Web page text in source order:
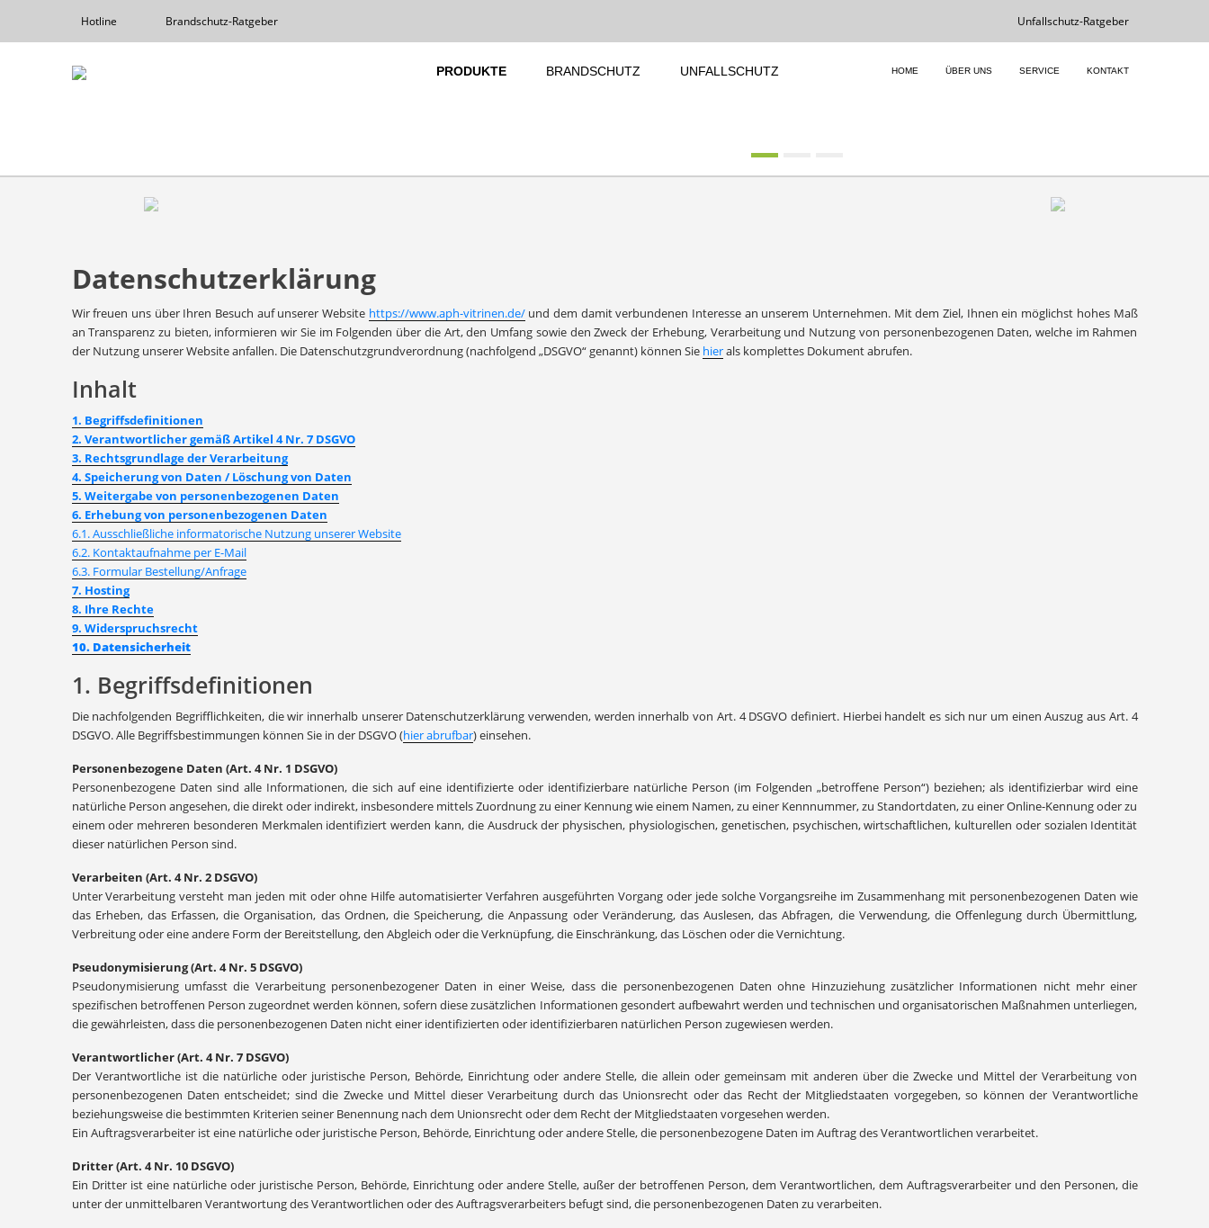
Hotline Brandschutz-Ratgeber Unfallschutz-Ratgeber
PRODUKTE BRANDSCHUTZ UNFALLSCHUTZ HOME ÜBER UNS SERVICE KONTAKT
Previous Next
Datenschutzerklärung
Wir freuen uns über Ihren Besuch auf unserer Website https://www.aph-vitrinen.de/und dem damit verbundenen Interesse an unserem Unternehmen. Mit dem Ziel, Ihnen ein möglichst hohes Maß
an Transparenz zu bieten, informieren wir Sie im Folgenden über die Art, den Umfang sowie den Zweck der Erhebung, Verarbeitung und Nutzung von personenbezogenen Daten, welche im Rahmen
der Nutzung unserer Website anfallen. Die Datenschutzgrundverordnung (nachfolgend „DSGVO“ genannt) können Sie hierals komplettes Dokument abrufen.
Inhalt
1. Begriffsdefinitionen
2. Verantwortlicher gemäß Artikel 4 Nr. 7 DSGVO
3. Rechtsgrundlage der Verarbeitung
4. Speicherung von Daten / Löschung von Daten
5. Weitergabe von personenbezogenen Daten
6. Erhebung von personenbezogenen Daten
6.1. Ausschließliche informatorische Nutzung unserer Website
6.2. Kontaktaufnahme per E-Mail
6.3. Formular Bestellung/Anfrage
7. Hosting
8. Ihre Rechte
9. Widerspruchsrecht
10. Datensicherheit
1. Begriffsdefinitionen
Die nachfolgenden Begrifflichkeiten, die wir innerhalb unserer Datenschutzerklärung verwenden, werden innerhalb von Art. 4 DSGVO definiert. Hierbei handelt es sich nur um einen Auszug aus Art. 4
DSGVO. Alle Begriffsbestimmungen können Sie in der DSGVO (hier abrufbar) einsehen.
Personenbezogene Daten (Art. 4 Nr. 1 DSGVO)
Personenbezogene Daten sind alle Informationen, die sich auf eine identifizierte oder identifizierbare natürliche Person (im Folgenden „betroffene Person“) beziehen; als identifizierbar wird eine
natürliche Person angesehen, die direkt oder indirekt, insbesondere mittels Zuordnung zu einer Kennung wie einem Namen, zu einer Kennnummer, zu Standortdaten, zu einer Online-Kennung oder zu
einem oder mehreren besonderen Merkmalen identifiziert werden kann, die Ausdruck der physischen, physiologischen, genetischen, psychischen, wirtschaftlichen, kulturellen oder sozialen Identität
dieser natürlichen Person sind.
Verarbeiten (Art. 4 Nr. 2 DSGVO)
Unter Verarbeitung versteht man jeden mit oder ohne Hilfe automatisierter Verfahren ausgeführten Vorgang oder jede solche Vorgangsreihe im Zusammenhang mit personenbezogenen Daten wie
das Erheben, das Erfassen, die Organisation, das Ordnen, die Speicherung, die Anpassung oder Veränderung, das Auslesen, das Abfragen, die Verwendung, die Offenlegung durch Übermittlung,
Verbreitung oder eine andere Form der Bereitstellung, den Abgleich oder die Verknüpfung, die Einschränkung, das Löschen oder die Vernichtung.
Pseudonymisierung (Art. 4 Nr. 5 DSGVO)
Pseudonymisierung umfasst die Verarbeitung personenbezogener Daten in einer Weise, dass die personenbezogenen Daten ohne Hinzuziehung zusätzlicher Informationen nicht mehr einer
spezifischen betroffenen Person zugeordnet werden können, sofern diese zusätzlichen Informationen gesondert aufbewahrt werden und technischen und organisatorischen Maßnahmen unterliegen,
die gewährleisten, dass die personenbezogenen Daten nicht einer identifizierten oder identifizierbaren natürlichen Person zugewiesen werden.
Verantwortlicher (Art. 4 Nr. 7 DSGVO)
Der Verantwortliche ist die natürliche oder juristische Person, Behörde, Einrichtung oder andere Stelle, die allein oder gemeinsam mit anderen über die Zwecke und Mittel der Verarbeitung von
personenbezogenen Daten entscheidet; sind die Zwecke und Mittel dieser Verarbeitung durch das Unionsrecht oder das Recht der Mitgliedstaaten vorgegeben, so können der Verantwortliche
beziehungsweise die bestimmten Kriterien seiner Benennung nach dem Unionsrecht oder dem Recht der Mitgliedstaaten vorgesehen werden.
Ein Auftragsverarbeiter ist eine natürliche oder juristische Person, Behörde, Einrichtung oder andere Stelle, die personenbezogene Daten im Auftrag des Verantwortlichen verarbeitet.
Dritter (Art. 4 Nr. 10 DSGVO)
Ein Dritter ist eine natürliche oder juristische Person, Behörde, Einrichtung oder andere Stelle, außer der betroffenen Person, dem Verantwortlichen, dem Auftragsverarbeiter und den Personen, die
unter der unmittelbaren Verantwortung des Verantwortlichen oder des Auftragsverarbeiters befugt sind, die personenbezogenen Daten zu verarbeiten.